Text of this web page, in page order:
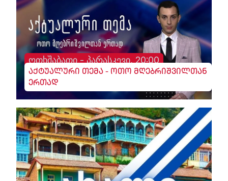
ოთხშაბათი - პარასკევი, 20:00
აქტუალური თემა - ოთო მღებრიშვილთან
ერთად